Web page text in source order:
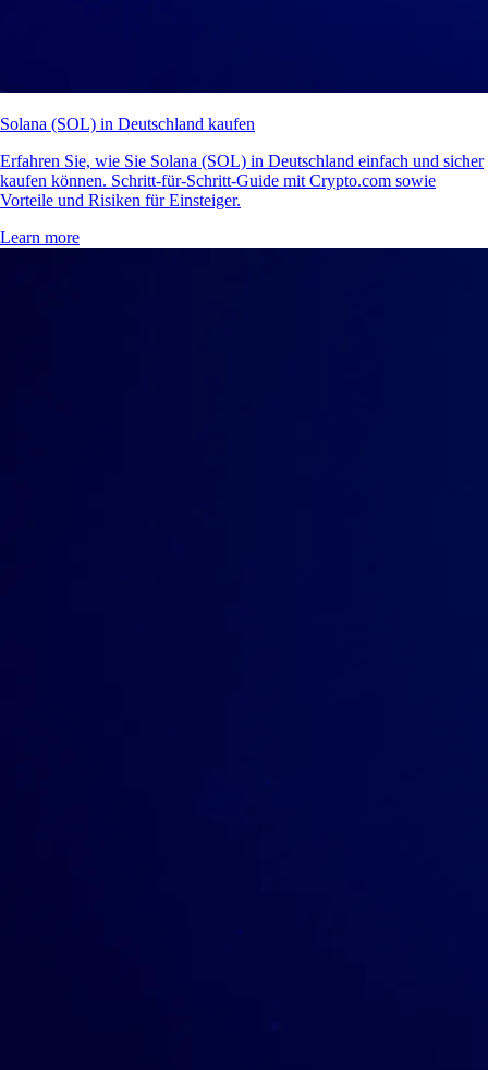
Solana (SOL) in Deutschland kaufen
Erfahren Sie, wie Sie Solana (SOL) in Deutschland einfach und sicher
kaufen können. Schritt-für-Schritt-Guide mit Crypto.com sowie
Vorteile und Risiken für Einsteiger.
Learn more